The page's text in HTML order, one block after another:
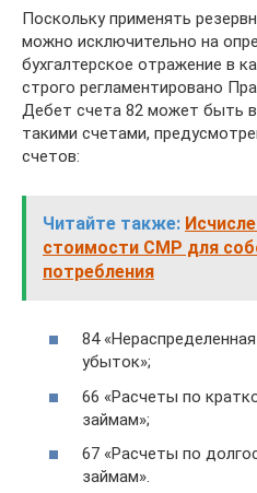
Поскольку применять
можно исключительно на
бухгалтерское отражение в
строго регламентировано
Дебет счета 82 может быть
такими счетами,
счетов:
Читайте также:
стоимости СМР для
потребления
84
убыток»;
66 «Расчеты по
займам»;
67 «Расчеты по
займам».